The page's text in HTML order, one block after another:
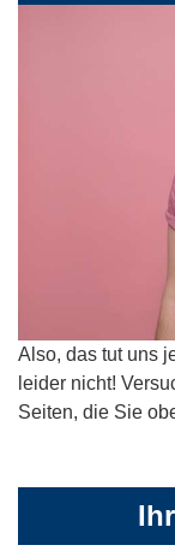
Also, das tut uns
leider nicht!
Seiten, die Sie